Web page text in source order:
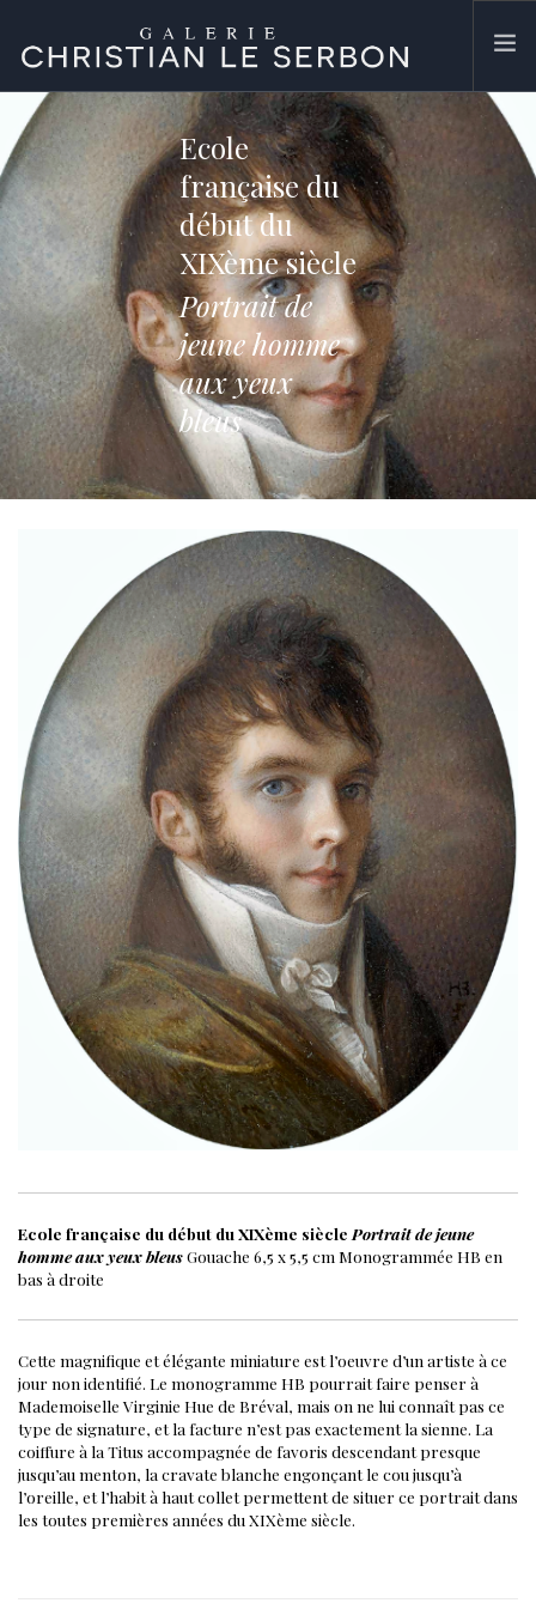
ACCUEIL
ŒUVRES
GALERIE
CONTACT
SEARCH SITE
Ecole
française du
début du
XIXème siècle
Portrait de
jeune homme
aux yeux
bleus
Ecole française du début du XIXème siècle Portrait de jeune
homme aux yeux bleusGouache 6,5 x 5,5 cm Monogrammée HB en
bas à droite
Cette magnifique et élégante miniature est l’oeuvre d’un artiste à ce
jour non identifié. Le monogramme HB pourrait faire penser à
Mademoiselle Virginie Hue de Bréval, mais on ne lui connaît pas ce
type de signature, et la facture n’est pas exactement la sienne. La
coiffure à la Titus accompagnée de favoris descendant presque
jusqu’au menton, la cravate blanche engonçant le cou jusqu’à
l’oreille, et l’habit à haut collet permettent de situer ce portrait dans
les toutes premières années du XIXème siècle.